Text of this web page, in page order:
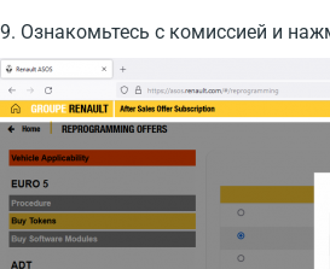
9. Ознакомьтесь с комиссией и